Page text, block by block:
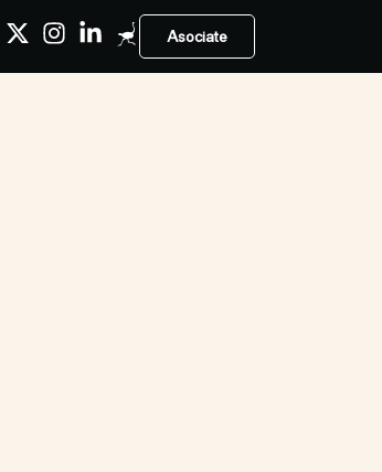
Asociate